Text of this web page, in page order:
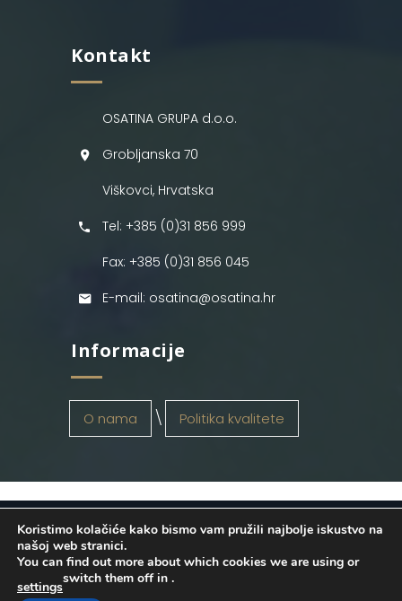
Kontakt
OSATINA GRUPA d.o.o.
Grobljanska 70
Viškovci, Hrvatska
Tel: +385 (0)31 856 999
Fax: +385 (0)31 856 045
E-mail: osatina@osatina.hr
Informacije
O nama Politika kvalitete
OSATINA GRUPA d.o.o. 2026
. Configured
byINFOS Osijek. Sva prava pridržana.
Koristimo kolačiće kako bismo vam pružili najbolje iskustvo na
našoj web stranici.
You can find out more about which cookies we are using or
switch them off in
settings
.